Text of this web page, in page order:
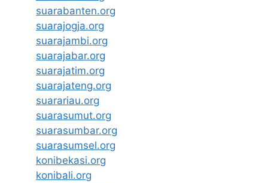
suarabanten.org
suarajogja.org
suarajambi.org
suarajabar.org
suarajatim.org
suarajateng.org
suarariau.org
suarasumut.org
suarasumbar.org
suarasumsel.org
konibekasi.org
konibali.org